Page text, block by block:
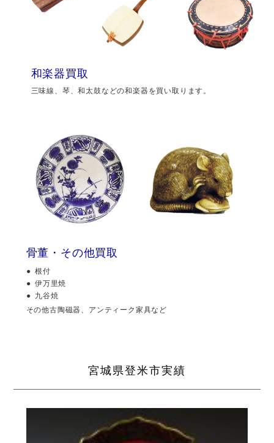
和楽器買取
三味線、琴、和太鼓などの和楽器を買い取ります。
骨董・その他買取
根付
伊万里焼
九谷焼
その他古陶磁器、アンティーク家具など
宮城県登米市実績